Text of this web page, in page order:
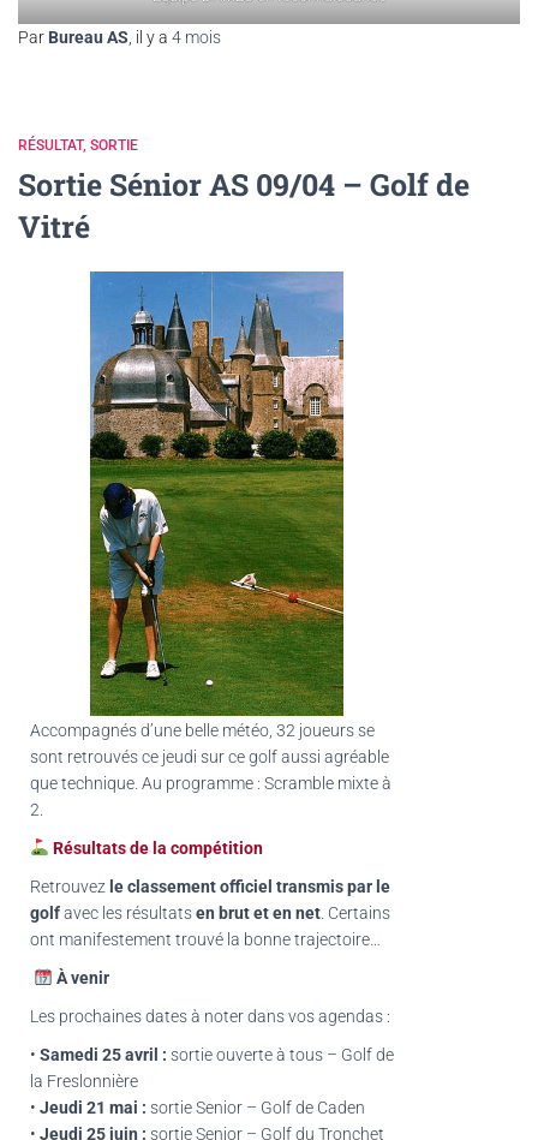
Par Bureau AS , il y a 4 mois
RÉSULTAT SORTIE
Sortie Sénior AS 09/04 – Golf de
Vitré
Accompagnés d’une belle météo, 32 joueurs se
sont retrouvés ce jeudi sur ce golf aussi agréable
que technique. Au programme : Scramble mixte à
2.
Résultats de la compétition
Retrouvez le classement officiel transmis par le
golfavec les résultatsen brut et en net . Certains
ont manifestement trouvé la bonne trajectoire…
À venir
Les prochaines dates à noter dans vos agendas :
• Samedi 25 avril : sortie ouverte à tous – Golf de
la Freslonnière
• Jeudi 21 mai : sortie Senior – Golf de Caden
• Jeudi 25 juin : sortie Senior – Golf du Tronchet